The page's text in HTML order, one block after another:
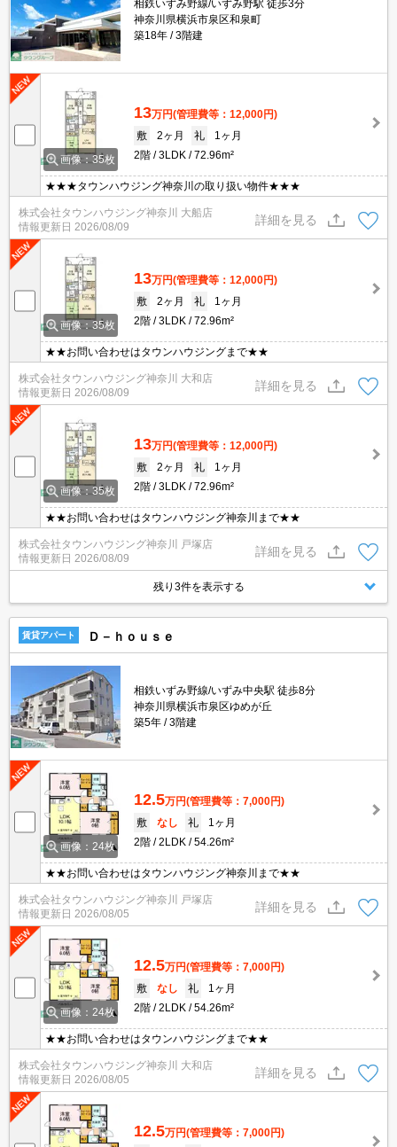
相鉄いずみ野線/いずみ野駅 徒歩3分
神奈川県横浜市泉区和泉町
築18年
3階建
画像：35枚
13万円(管理費等：12,000円)
敷
2ヶ月 礼
1ヶ月
2階
3LDK 72.96m²
★★★タウンハウジング神奈川の取り扱い物件★★★
株式会社タウンハウジング神奈川 大船店
情報更新日 2026/08/09
詳細を見る
画像：35枚
13万円(管理費等：12,000円)
敷
2ヶ月 礼
1ヶ月
2階
3LDK 72.96m²
★★お問い合わせはタウンハウジングまで★★
株式会社タウンハウジング神奈川 大和店
情報更新日 2026/08/09
詳細を見る
画像：35枚
13万円(管理費等：12,000円)
敷
2ヶ月 礼
1ヶ月
2階
3LDK 72.96m²
★★お問い合わせはタウンハウジング神奈川まで★★
株式会社タウンハウジング神奈川 戸塚店
情報更新日 2026/08/09
詳細を見る
残り3件を表示する
賃貸アパート Ｄ－ｈｏｕｓｅ
相鉄いずみ野線/いずみ中央駅 徒歩8分
神奈川県横浜市泉区ゆめが丘
築5年
3階建
画像：24枚
12.5万円(管理費等：7,000円)
敷
なし 礼
1ヶ月
2階
2LDK 54.26m²
★★お問い合わせはタウンハウジング神奈川まで★★
株式会社タウンハウジング神奈川 戸塚店
情報更新日 2026/08/05
詳細を見る
画像：24枚
12.5万円(管理費等：7,000円)
敷
なし 礼
1ヶ月
2階
2LDK 54.26m²
★★お問い合わせはタウンハウジングまで★★
株式会社タウンハウジング神奈川 大和店
情報更新日 2026/08/05
詳細を見る
12.5万円(管理費等：7,000円)